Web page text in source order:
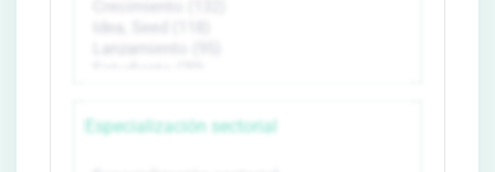
Especialización sectorial